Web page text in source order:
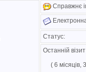
Справжнє
Статус:
Останній
( 6 місяців,